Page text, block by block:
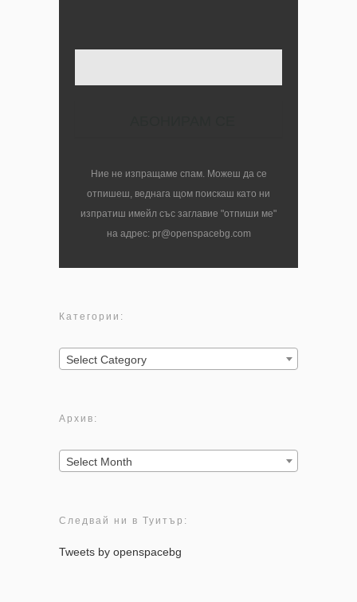
Ние не изпращаме спам. Можеш да се
отпишеш, веднага щом поискаш като ни
изпратиш имейл със заглавие "отпиши ме"
на адрес: pr@openspacebg.com
Категории:
Категории:
Select Category
Архив:
Архив:
Select Month
Следвай ни в Туитър:
Tweets by openspacebg